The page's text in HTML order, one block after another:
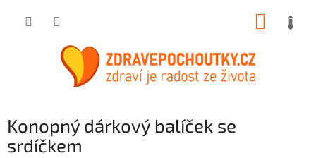
Konopný dárkový balíček se
srdíčkem